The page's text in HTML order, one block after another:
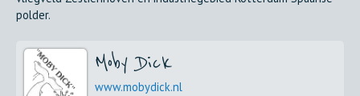
polder.
Moby Dick
www.mobydick.nl